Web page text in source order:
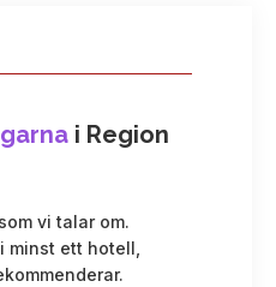
i Region
vi talar om.
minst ett hotell,